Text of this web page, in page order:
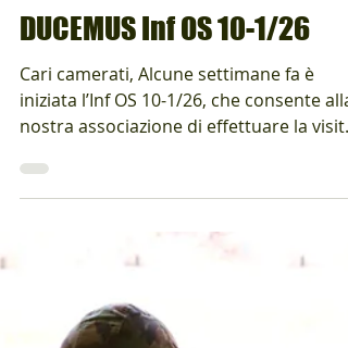
Alumni ED!
Besuch Alumni EXEMPLO
DUCEMUS Inf OS 10-1/26
iniziata l’Inf OS 10-1/26, che consente alla
nostra associazione di effettuare la visita